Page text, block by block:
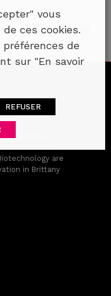
are
in Brittany
vous
ces cookies.
de
sur "En savoir
REFUSER